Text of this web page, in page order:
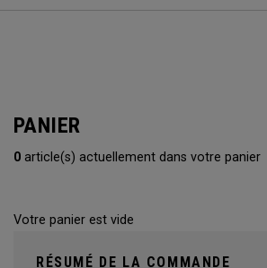
Callaway
PANIER
0 article(s) actuellement dans votre panier
Votre panier est vide
RÉSUMÉ DE LA COMMANDE